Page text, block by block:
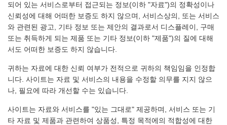
되어 있는 서비스로부터 접근되는 정보(이하 "자료")의 정확성이나
신뢰성에 대해 어떠한 보증도 하지 않으며, 서비스상의, 또는 서비스
와 관련된 광고, 기타 정보 또는 제안의 결과로서 디스플레이, 구매
또는 취득하게 되는 제품 또는 기타 정보(이하 "제품")의 질에 대해
서도 어떠한 보증도 하지 않습니다.
귀하는 자료에 대한 신뢰 여부가 전적으로 귀하의 책임임을 인정합
니다. 사이트는 자료 및 서비스의 내용을 수정할 의무를 지지 않으
나, 필요에 따라 개선할 수는 있습니다.
사이트는 자료와 서비스를 "있는 그대로" 제공하며, 서비스 또는 기
타 자료 및 제품과 관련하여 상품성, 특정 목적에의 적합성에 대한